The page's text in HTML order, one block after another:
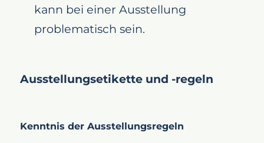
kann bei einer Ausstellung
problematisch sein.
Ausstellungsetikette und -regeln
Kenntnis der Ausstellungsregeln